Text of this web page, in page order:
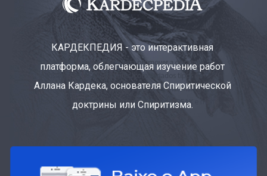
КАРДЕКПЕДИЯ - это интерактивная
платформа, облегчающая изучение работ
Аллана Кардека, основателя Спиритической
доктрины или Спиритизма.